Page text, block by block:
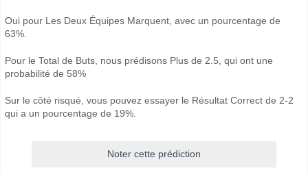
Oui pour Les Deux Équipes Marquent, avec un pourcentage de
63%.
Pour le Total de Buts, nous prédisons Plus de 2.5, qui ont une
probabilité de 58%
Sur le côté risqué, vous pouvez essayer le Résultat Correct de 2-2
qui a un pourcentage de 19%.
Noter cette prédiction